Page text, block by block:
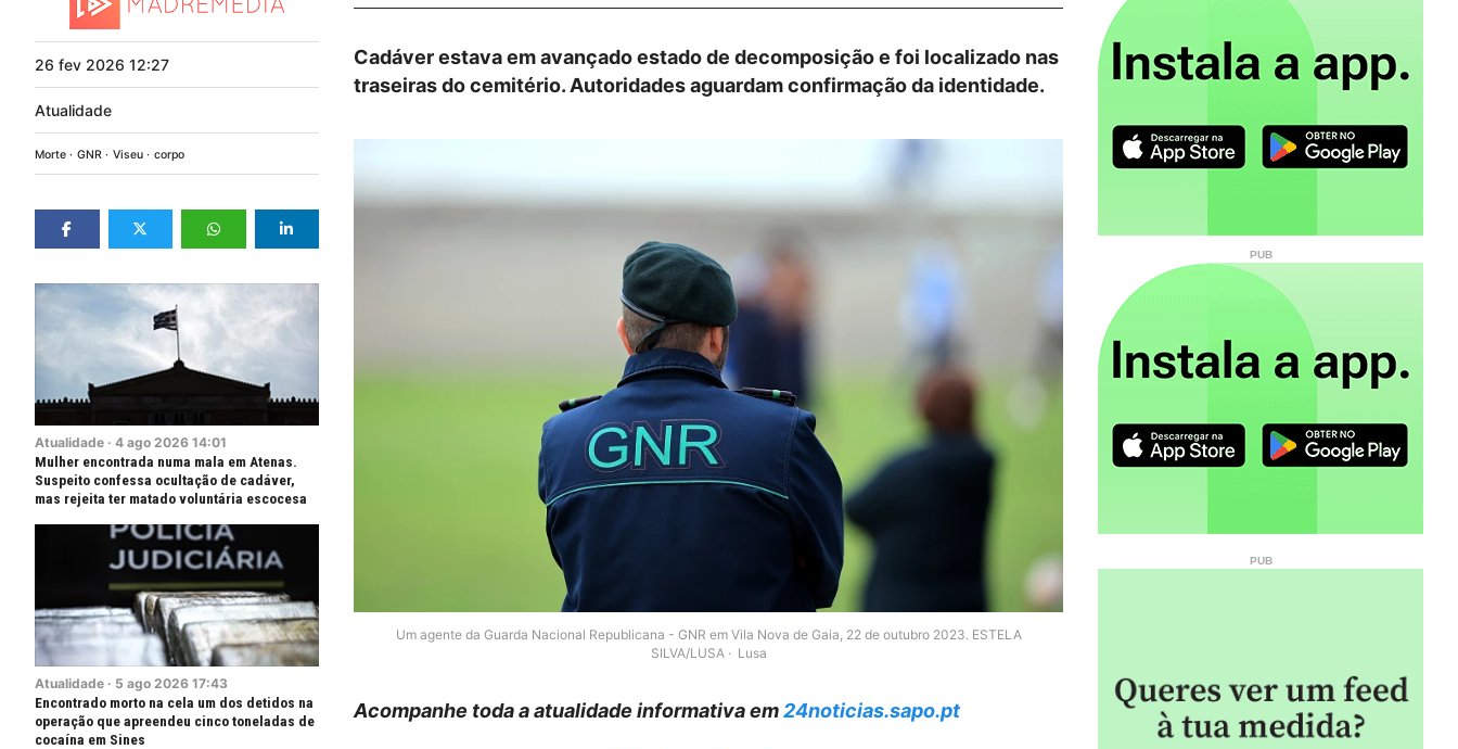
26 fev 2026 12:27
Atualidade
Morte GNR Viseu corpo
Atualidade · 4 ago 2026 14:01
Mulher encontrada numa mala em Atenas.
Suspeito confessa ocultação de cadáver,
mas rejeita ter matado voluntária escocesa
Atualidade · 5 ago 2026 17:43
Encontrado morto na cela um dos detidos na
operação que apreendeu cinco toneladas de
cocaína em Sines
Cadáver estava em avançado estado de decomposição e foi localizado nas
traseiras do cemitério. Autoridades aguardam confirmação da identidade.
Um agente da Guarda Nacional Republicana - GNR em Vila Nova de Gaia, 22 de outubro 2023. ESTELA
SILVA/LUSA
Lusa
Acompanhe toda a atualidade informativa em24noticias.sapo.pt